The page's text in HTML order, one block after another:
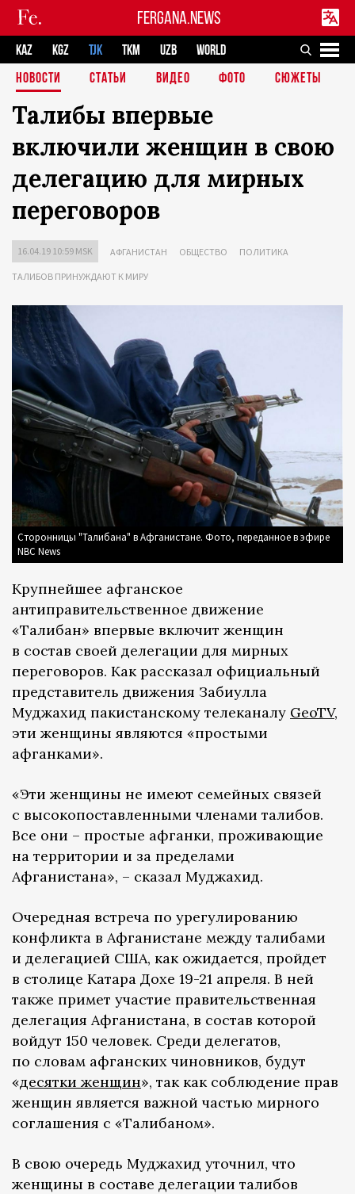
FERGANA.NEWS
KAZ KGZ TJK TKM UZB
WORLD
НОВОСТИ
СТАТЬИ ВИДЕО ФОТО СЮЖЕТЫ
Талибы впервые
включили женщин в свою
делегацию для мирных
переговоров
16.04.19 10:59 MSK АФГАНИСТАН ОБЩЕСТВО ПОЛИТИКА
ТАЛИБОВ ПРИНУЖДАЮТ К МИРУ
Сторонницы "Талибана" в Афганистане. Фото, переданное в эфире
NBC News
Крупнейшее афганское
антиправительственное движение
«Талибан» впервые включит женщин
в состав своей делегации для мирных
переговоров. Как рассказал официальный
представитель движения Забиулла
Муджахид пакистанскому телеканалу GeoTV,
эти женщины являются «простыми
афганками».
«Эти женщины не имеют семейных связей
с высокопоставленными членами талибов.
Все они – простые афганки, проживающие
на территории и за пределами
Афганистана», – сказал Муджахид.
Очередная встреча по урегулированию
конфликта в Афганистане между талибами
и делегацией США, как ожидается, пройдет
в столице Катара Дохе 19-21 апреля. В ней
также примет участие правительственная
делегация Афганистана, в состав которой
войдут 150 человек. Среди делегатов,
по словам афганских чиновников, будут
«десятки женщин», так как соблюдение прав
женщин является важной частью мирного
соглашения с «Талибаном».
В свою очередь Муджахид уточнил, что
женщины в составе делегации талибов